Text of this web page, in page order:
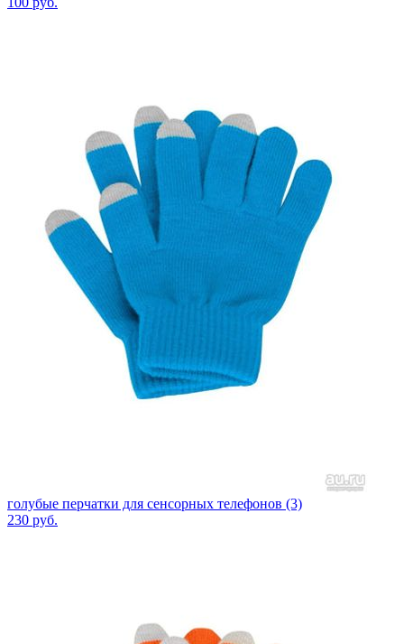
голубые перчатки для сенсорных телефонов (3)
230 руб.